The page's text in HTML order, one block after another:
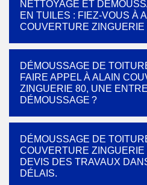
NETTOYAGE ET
EN TUILES : FIEZ-VOUS À
COUVERTURE ZINGUERIE
DÉMOUSSAGE DE
FAIRE APPEL À ALAIN
ZINGUERIE 80, UNE
DÉMOUSSAGE ?
DÉMOUSSAGE DE
COUVERTURE ZINGUERIE
DEVIS DES TRAVAUX
DÉLAIS.